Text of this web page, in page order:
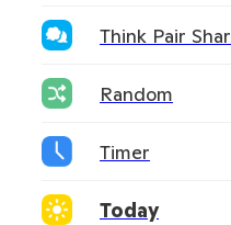
Think Pair
Random
Timer
Today